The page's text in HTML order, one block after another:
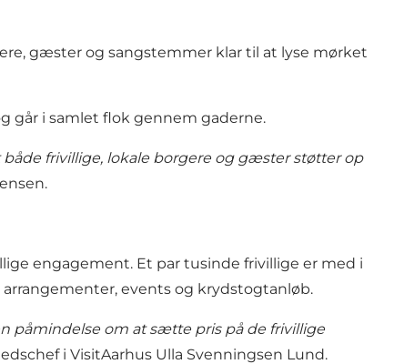
gæster og sangstemmer klar til at lyse mørket
går i samlet flok gennem gaderne.
både frivillige, lokale borgere og gæster støtter op
engagement. Et par tusinde frivillige er med i
events og krydstogtanløb.
påmindelse om at sætte pris på de frivillige
i VisitAarhus Ulla Svenningsen Lund.